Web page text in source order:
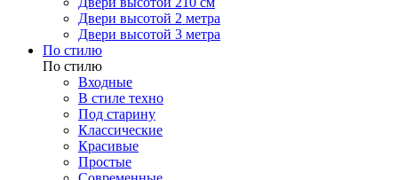
Двери высотой 2 метра
Двери высотой 3 метра
По стилю
По стилю
Входные
В стиле техно
Под старину
Классические
Красивые
Простые